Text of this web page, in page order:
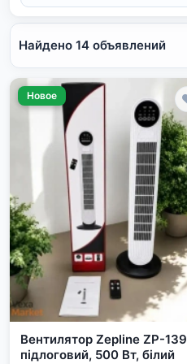
Найдено 14 объявлений
Новое
Вентилятор Zepline ZP-139
підлоговий, 500 Вт, білий